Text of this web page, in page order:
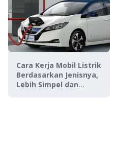
Cara Kerja Mobil Listrik
Berdasarkan Jenisnya,
Lebih Simpel dan